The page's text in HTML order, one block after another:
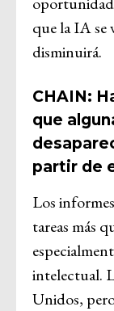
que la IA se
disminuirá.
CHAIN:
que
partir de
Los
tareas más
intelectual.
Unidos,